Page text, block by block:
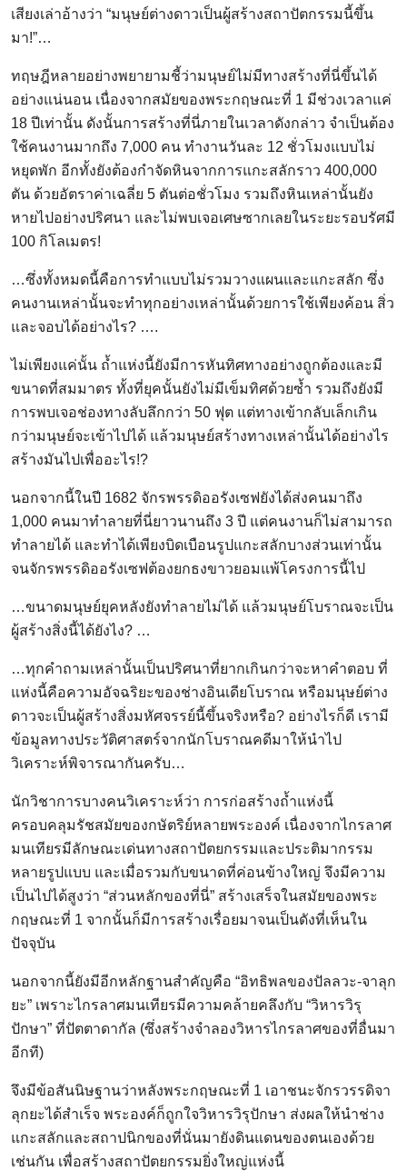
เสียงเล่าอ้างว่า “มนุษย์ต่างดาวเป็นผู้สร้างสถาปัตกรรมนี้ขึ้น
มา!”…
ทฤษฎีหลายอย่างพยายามชี้ว่ามนุษย์ไม่มีทางสร้างที่นี่ขึ้นได้
อย่างแน่นอน เนื่องจากสมัยของพระกฤษณะที่ 1 มีช่วงเวลาแค่
18 ปีเท่านั้น ดังนั้นการสร้างที่นี่ภายในเวลาดังกล่าว จำเป็นต้อง
ใช้คนงานมากถึง 7,000 คน ทำงานวันละ 12 ชั่วโมงแบบไม่
หยุดพัก อีกทั้งยังต้องกำจัดหินจากการแกะสลักราว 400,000
ตัน ด้วยอัตราค่าเฉลี่ย 5 ตันต่อชั่วโมง รวมถึงหินเหล่านั้นยัง
หายไปอย่างปริศนา และไม่พบเจอเศษซากเลยในระยะรอบรัศมี
100 กิโลเมตร!
…ซึ่งทั้งหมดนี้คือการทำแบบไม่รวมวางแผนและแกะสลัก ซึ่ง
คนงานเหล่านั้นจะทำทุกอย่างเหล่านั้นด้วยการใช้เพียงค้อน สิ่ว
และจอบได้อย่างไร? ….
ไม่เพียงแค่นั้น ถ้ำแห่งนี้ยังมีการหันทิศทางอย่างถูกต้องและมี
ขนาดที่สมมาตร ทั้งที่ยุคนั้นยังไม่มีเข็มทิศด้วยซ้ำ รวมถึงยังมี
การพบเจอช่องทางลับลึกกว่า 50 ฟุต แต่ทางเข้ากลับเล็กเกิน
กว่ามนุษย์จะเข้าไปได้ แล้วมนุษย์สร้างทางเหล่านั้นได้อย่างไร
สร้างมันไปเพื่ออะไร!?
นอกจากนี้ในปี 1682 จักรพรรดิออรังเซฟยังได้ส่งคนมาถึง
1,000 คนมาทำลายที่นี่ยาวนานถึง 3 ปี แต่คนงานก็ไม่สามารถ
ทำลายได้ และทำได้เพียงบิดเบือนรูปแกะสลักบางส่วนเท่านั้น
จนจักรพรรดิออรังเซฟต้องยกธงขาวยอมแพ้โครงการนี้ไป
…ขนาดมนุษย์ยุคหลังยังทำลายไม่ได้ แล้วมนุษย์โบราณจะเป็น
ผู้สร้างสิ่งนี้ได้ยังไง? …
…ทุกคำถามเหล่านั้นเป็นปริศนาที่ยากเกินกว่าจะหาคำตอบ ที่
แห่งนี้คือความอัจฉริยะของช่างอินเดียโบราณ หรือมนุษย์ต่าง
ดาวจะเป็นผู้สร้างสิ่งมหัศจรรย์นี้ขึ้นจริงหรือ? อย่างไรก็ดี เรามี
ข้อมูลทางประวัติศาสตร์จากนักโบราณคดีมาให้นำไป
วิเคราะห์พิจารณากันครับ…
นักวิชาการบางคนวิเคราะห์ว่า การก่อสร้างถ้ำแห่งนี้
ครอบคลุมรัชสมัยของกษัตริย์หลายพระองค์ เนื่องจากไกรลาศ
มนเทียรมีลักษณะเด่นทางสถาปัตยกรรมและประติมากรรม
หลายรูปแบบ และเมื่อรวมกับขนาดที่ค่อนข้างใหญ่ จึงมีความ
เป็นไปได้สูงว่า “ส่วนหลักของที่นี่” สร้างเสร็จในสมัยของพระ
กฤษณะที่ 1 จากนั้นก็มีการสร้างเรื่อยมาจนเป็นดังที่เห็นใน
ปัจจุบัน
นอกจากนี้ยังมีอีกหลักฐานสำคัญคือ “อิทธิพลของปัลลวะ-จาลุก
ยะ” เพราะไกรลาศมนเทียรมีความคล้ายคลึงกับ “วิหารวิรุ
ปักษา” ที่ปัตตาดากัล (ซึ่งสร้างจำลองวิหารไกรลาศของที่อื่นมา
อีกที)
จึงมีข้อสันนิษฐานว่าหลังพระกฤษณะที่ 1 เอาชนะจักรวรรดิจา
ลุกยะได้สำเร็จ พระองค์ก็ถูกใจวิหารวิรุปักษา ส่งผลให้นำช่าง
แกะสลักและสถาปนิกของที่นั่นมายังดินแดนของตนเองด้วย
เช่นกัน เพื่อสร้างสถาปัตยกรรมยิ่งใหญ่แห่งนี้